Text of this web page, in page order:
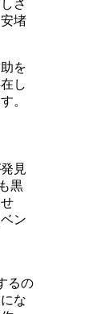
さ
堵
を
し
。
見
黒
ン
るの
な